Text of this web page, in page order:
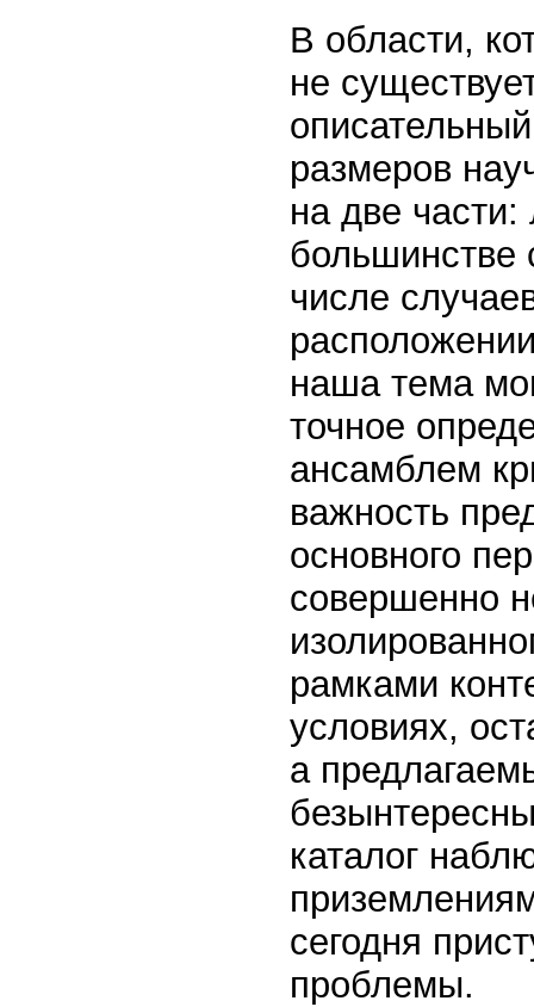
В области,
не
размеров
на две
большинстве
числе
наша тема
точное
ансамблем
важность
основного
совершенно
рамками
условиях,
а
каталог
сегодня
проблемы.